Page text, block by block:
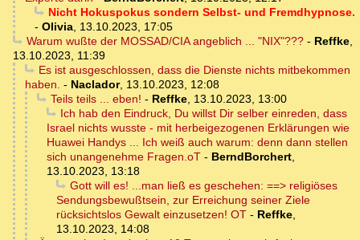
Nicht Hokuspokus sondern Selbst- und Fremdhypnose.
- Olivia, 13.10.2023, 17:05
Warum wußte der MOSSAD/CIA angeblich ... "NIX"???- Reffke,
13.10.2023, 11:39
Es ist ausgeschlossen, dass die Dienste nichts mitbekommen
haben. - Naclador, 13.10.2023, 12:08
Teils teils ... eben! - Reffke, 13.10.2023, 13:00
Ich hab den Eindruck, Du willst Dir selber einreden, dass
Israel nichts wusste - mit herbeigezogenen Erklärungen wie
Huawei Handys ... Ich weiß auch warum: denn dann stellen
sich unangenehme Fragen.oT - BerndBorchert,
13.10.2023, 13:18
Gott will es! ...man ließ es geschehen: ==> religiöses
Sendungsbewußtsein, zur Erreichung seiner Ziele
rücksichtslos Gewalt einzusetzen! OT - Reffke,
13.10.2023, 14:08